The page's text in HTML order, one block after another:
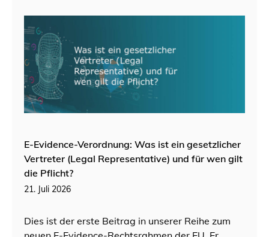
E-Evidence-Verordnung: Was ist ein gesetzlicher
Vertreter (Legal Representative) und für wen gilt
die Pflicht?
21. Juli 2026
Dies ist der erste Beitrag in unserer Reihe zum